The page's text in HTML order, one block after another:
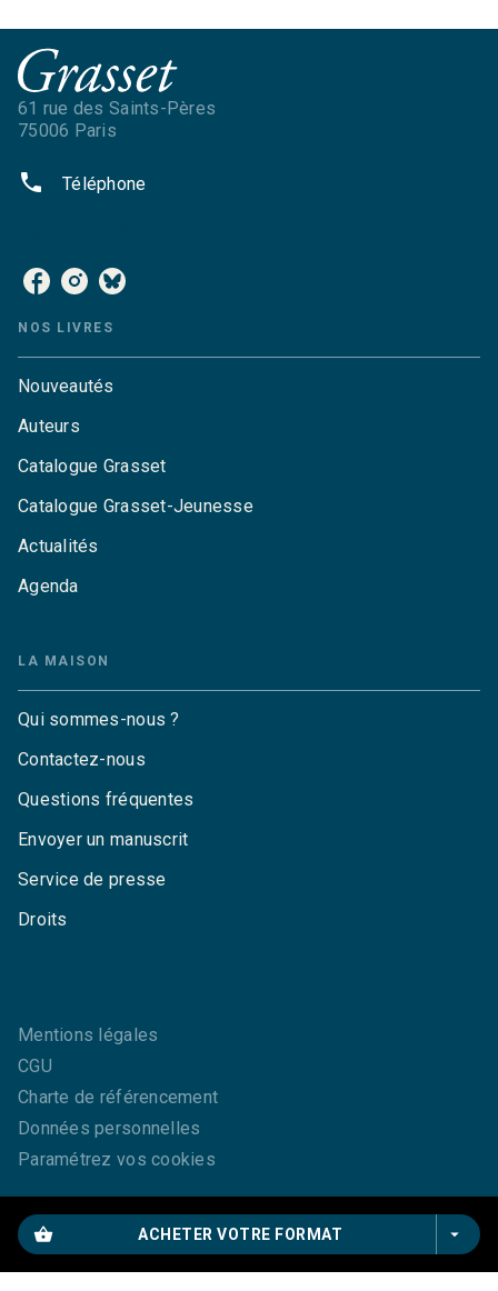
shopping_basket ACHETER VOTRE FORMAT arrow_drop_down
61 rue des Saints-Pères
75006 Paris
phone Téléphone
NOS LIVRES
Nouveautés
Auteurs
Catalogue Grasset
Catalogue Grasset-Jeunesse
Actualités
Agenda
LA MAISON
Qui sommes-nous ?
Contactez-nous
Questions fréquentes
Envoyer un manuscrit
Service de presse
Droits
Mentions légales
CGU
Charte de référencement
Données personnelles
Paramétrez vos cookies